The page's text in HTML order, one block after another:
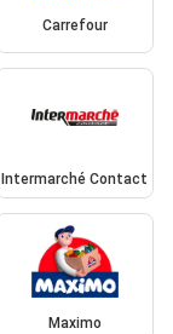
Carrefour
Intermarché Contact
Maximo